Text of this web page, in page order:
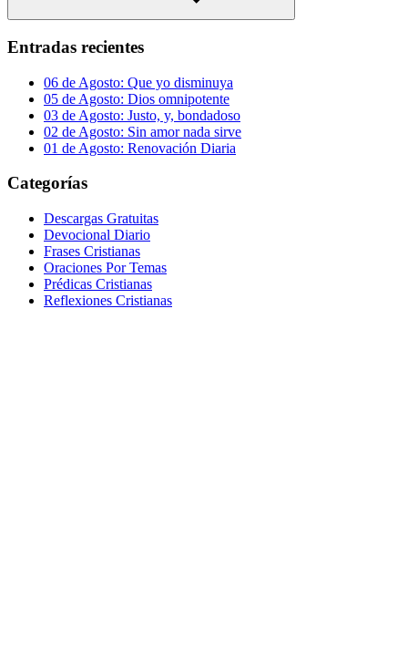
Buscar
Entradas recientes
06 de Agosto: Que yo disminuya
05 de Agosto: Dios omnipotente
03 de Agosto: Justo, y, bondadoso
02 de Agosto: Sin amor nada sirve
01 de Agosto: Renovación Diaria
Categorías
Descargas Gratuitas
Devocional Diario
Frases Cristianas
Oraciones Por Temas
Prédicas Cristianas
Reflexiones Cristianas